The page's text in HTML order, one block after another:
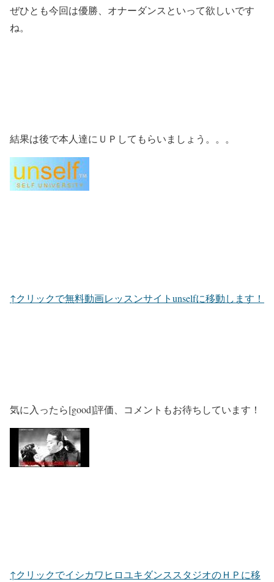
ぜひとも今回は優勝、オナーダンスといって欲しいです
ね。
結果は後で本人達にＵＰしてもらいましょう。。。
↑クリックで無料動画レッスンサイトunselfに移動します！
気に入ったら[good]評価、コメントもお待ちしています！
↑クリックでイシカワヒロユキダンススタジオのＨＰに移